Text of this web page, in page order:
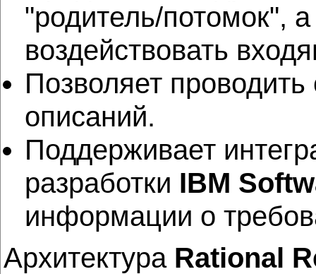
"родитель/потомок",
воздействовать
Позволяет
описаний.
Поддерживает
разработки IBM
информации о
Архитектура Rational